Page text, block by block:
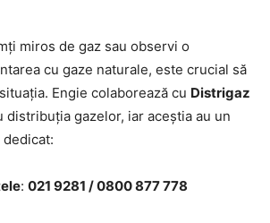
miros de gaz sau observi o
cu gaze naturale, este crucial să
Engie colaborează cu Distrigaz
distribuția gazelor, iar aceștia au un
: 021 9281 / 0800 877 778